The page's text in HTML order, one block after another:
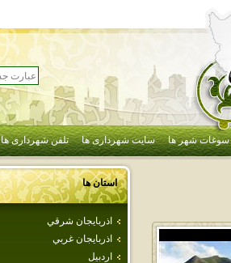
سوغات شهر ها سایت شهرداری ها تلفن شهرداری ها
استان ها
اذربايجان شرقي
اذربايجان غربي
اردبيل